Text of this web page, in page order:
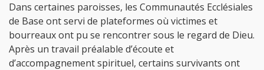
Dans certaines paroisses, les Communautés Ecclésiales
de Base ont servi de plateformes où victimes et
bourreaux ont pu se rencontrer sous le regard de Dieu.
Après un travail préalable d’écoute et
d’accompagnement spirituel, certains survivants ont